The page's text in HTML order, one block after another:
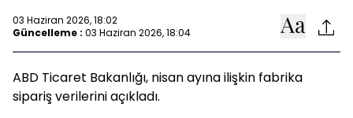
03 Haziran 2026, 18:02
Güncelleme : 03 Haziran 2026, 18:04
ABD Ticaret Bakanlığı, nisan ayına ilişkin fabrika
sipariş verilerini açıkladı.